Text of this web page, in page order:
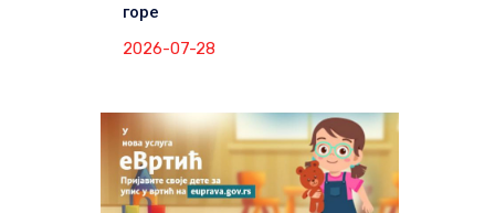
горе
2026-07-28